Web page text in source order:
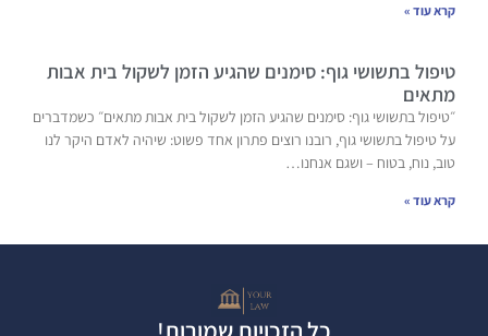
קרא עוד »
טיפול בתשושי גוף: סימנים שהגיע הזמן לשקול בית אבות
מתאים
״טיפול בתשושי גוף: סימנים שהגיע הזמן לשקול בית אבות מתאים״ כשמדברים
על טיפול בתשושי גוף, רובנו רוצים פתרון אחד פשוט: שיהיה לאדם היקר לנו
טוב, נוח, בטוח – ושגם אנחנו…
קרא עוד »